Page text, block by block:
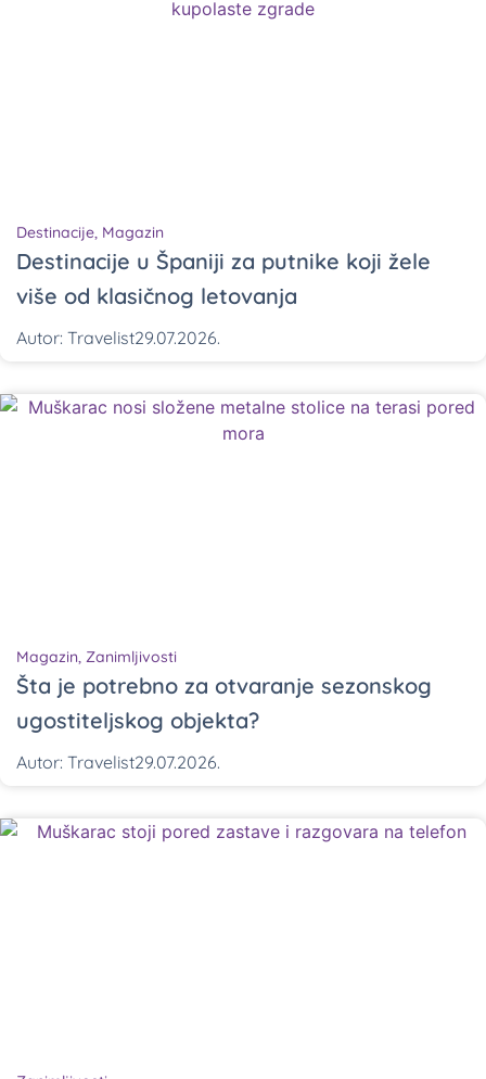
Destinacije, Magazin
Destinacije u Španiji za putnike koji žele
više od klasičnog letovanja
Autor: Travelist29.07.2026.
Magazin, Zanimljivosti
Šta je potrebno za otvaranje sezonskog
ugostiteljskog objekta?
Autor: Travelist29.07.2026.